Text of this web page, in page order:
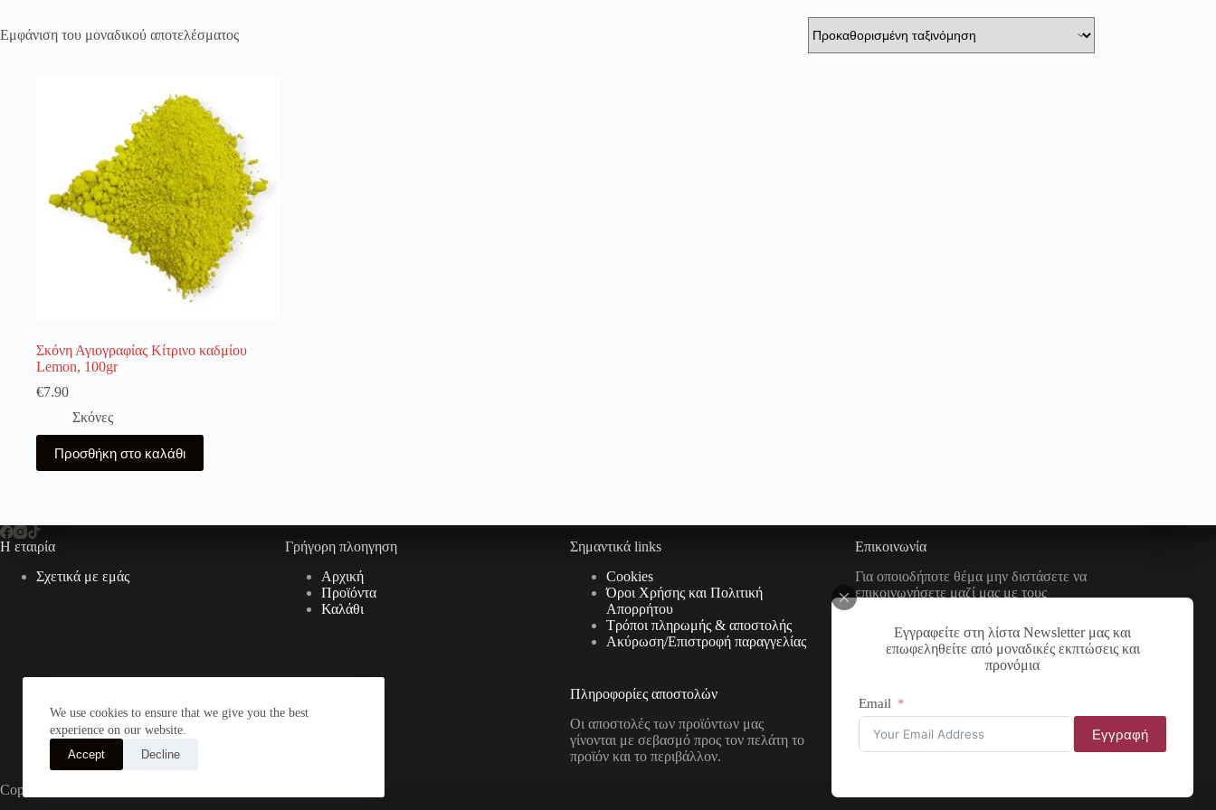
Register
Get New Password
← Back to login
Εγγραφείτε στη λίστα Newsletter μας και
επωφεληθείτε από μοναδικές εκπτώσεις και
προνόμια
Email
Εγγραφή
We use cookies to ensure that we give you the best
experience on our website.
Accept
Decline
Εμφάνιση του μοναδικού αποτελέσματος
Σκόνη Αγιογραφίας Κίτρινο καδμίου
Lemon, 100gr
€7.90
Σκόνες
Προσθήκη στο καλάθι
Η εταιρία
Σχετικά με εμάς
Γρήγορη πλοηγηση
Αρχική
Προϊόντα
Καλάθι
Σημαντικά links
Cookies
Όροι Χρήσης και Πολιτική
Απορρήτου
Τρόποι πληρωμής & αποστολής
Aκύρωση/Επιστροφή παραγγελίας
Πληροφορίες αποστολών
Οι αποστολές των προϊόντων μας
γίνονται με σεβασμό προς τον πελάτη το
προϊόν και το περιβάλλον.
Επικοινωνία
Για οποιοδήποτε θέμα μην διστάσετε να
επικοινωνήσετε μαζί μας με τους
παρακάτω τρόπους
Διεύθυνση:
Νικολάου Χάσου 19, ΤΚ
+30 2385 503290
Email:
theartstore.gr.social@gmail
Copyright © 2026 The Art Store - a project by atsompanis